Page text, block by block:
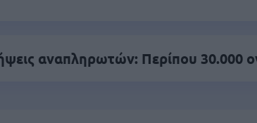
αναπληρωτών: Περίπου 30.000